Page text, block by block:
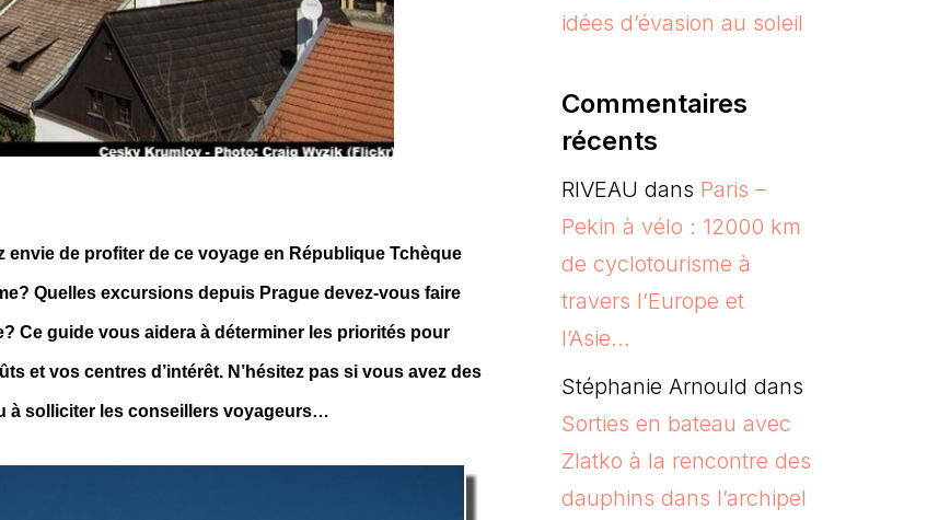
de profiter de ce voyage en République Tchèque
Quelles excursions depuis Prague devez-vous faire
Ce guide vous aidera à déterminer les priorités pour
et vos centres d’intérêt. N’hésitez pas si vous avez des
à solliciter les conseillers voyageurs…
idées d’évasion au soleil
Commentaires
récents
RIVEAU dans Paris –
Pekin à vélo : 12000 km
de cyclotourisme à
travers l’Europe et
l’Asie…
Stéphanie Arnould dans
Sorties en bateau avec
Zlatko à la rencontre des
dauphins dans l’archipel